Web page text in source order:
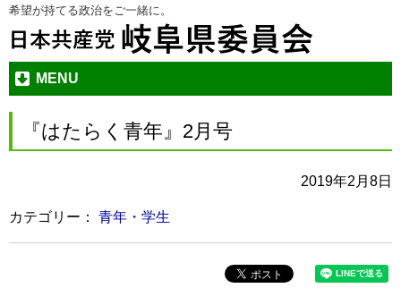
本
文
ジ
ャ
メ
ニ
ー
へ
る
希望が持てる政治をご一緒に。
MENU
『はたらく青年』2月号
2019年2月8日
カテゴリー： 青年・学生